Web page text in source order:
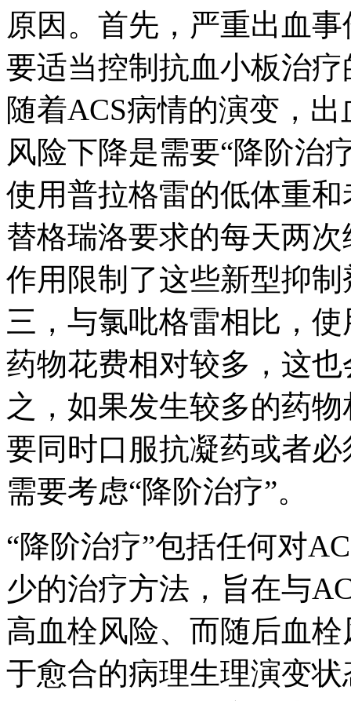
原因。首先，严重出血
要适当控制抗血小板治
随着ACS病情的演变，
风险下降是需要“降阶治
使用普拉格雷的低体重
替格瑞洛要求的每天两
作用限制了这些新型抑
三，与氯吡格雷相比，
药物花费相对较多，这
之，如果发生较多的药
要同时口服抗凝药或者
需要考虑“降阶治疗”。
“降阶治疗”包括任何对
少的治疗方法，旨在与
高血栓风险、而随后血
于愈合的病理生理演变